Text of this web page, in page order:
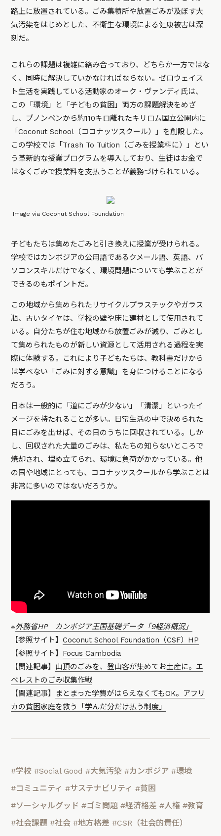
路上に放置されている。ごみ集積所や放置ごみが及ぼす大
気汚染をはじめとした、不衛生な環境による健康被害は深
刻だ。
これらの課題は複雑に絡み合っており、どちらか一方ではな
く、同時に解決していかなければならない。ゼロウェイス
ト生活を実践している活動家のオーク・ヴァンディ氏は、
この「環境」と「子どもの貧困」両方の課題解決をめざ
し、プノンペンから約110キロ離れたキリロム国立公園内に
「Coconut School（ココナッツスクール）」を創設した。
この学校では「Trash To Tuition（ごみを授業料に）」とい
う革新的な授業プログラムを導入しており、生徒はお金で
はなくごみで授業料を支払うことが義務づけられている。
Image via Coconut School Foundation
子どもたちは集めたごみと引き換えに授業が受けられる。
学校ではカンボジアの公用語である クメール語、英語、パ
ソコンスキルだけでなく、環境問題についても学ぶことが
できるのもポイントだ。
この地域から集められたリサイクルプラスチックやガラス
瓶、古いタイヤは、学校の壁や床に建材として使用されて
いる。自分たちが住む地域から放置ごみが減り、ごみとし
て集められたものが新しい資源として活用される過程を実
際に体験する。これにより子どもたちは、教科書だけから
は学べない「ごみに対する意識」を身につけることになる
だろう。
日本は一般的に「道にごみが少ない」「清潔」といったイ
メージを持たれることが多い。日常生活の中で決められた
日にごみを出せば、その日のうちに回収されている。しか
し、回収された大量のごみは、私たちの知らないところで
焼却され、埋め立てられ、環境に負荷がかかっている。他
の国や地域にとっても、ココナッツスクールから学ぶことは
非常に多いのではないだろうか。
※外務省HP カンボジア王国基礎データ「9経済概況」
【参照サイト】Coconut School Foundation（CSF）HP
【参照サイト】 Focus Cambodia
【関連記事】 山頂のごみを、登山客が集めてお土産に。エ
ベレストのごみ収集作戦
【関連記事】
まとまった学費がはらえなくてもOK。アフリ
カの貧困家庭を救う「学んだ分だけ払う制度」
#学校 #Social Good #大気汚染 #カンボジア #環境
#コミュニティ #サステナビリティ #貧困
#ソーシャルグッド #ゴミ問題 #経済格差 #人権 #教育
#社会課題 #社会 #地方格差 #CSR（社会的責任）